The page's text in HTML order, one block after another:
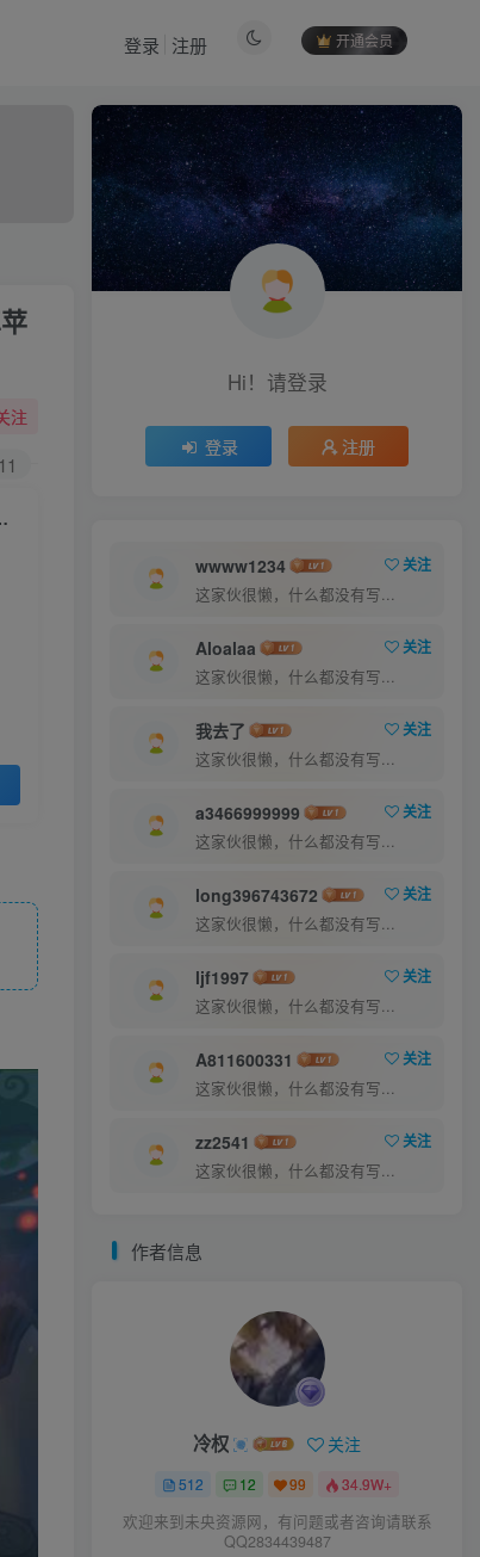
开通会员
登录 注册
注
11
台+详细搭建教程+全套源码+赞助攻略掉落
作者信息
欢迎来到未央资源网，有问题或者咨询请联系
9.9 ￥30
5 1
登录购买
Hi！请登录
登录 注册
wwww1234
关注
这家伙很懒，什么都没有写...
Aloalaa
关注
这家伙很懒，什么都没有写...
我去了
关注
这家伙很懒，什么都没有写...
a3466999999
关注
这家伙很懒，什么都没有写...
long396743672
关注
这家伙很懒，什么都没有写...
ljf1997
关注
这家伙很懒，什么都没有写...
A811600331
关注
这家伙很懒，什么都没有写...
zz2541
关注
这家伙很懒，什么都没有写...
作者信息
冷权 关注
512 12 99 34.9W+
欢迎来到未央资源网，有问题或者咨询请联系
QQ2834439487